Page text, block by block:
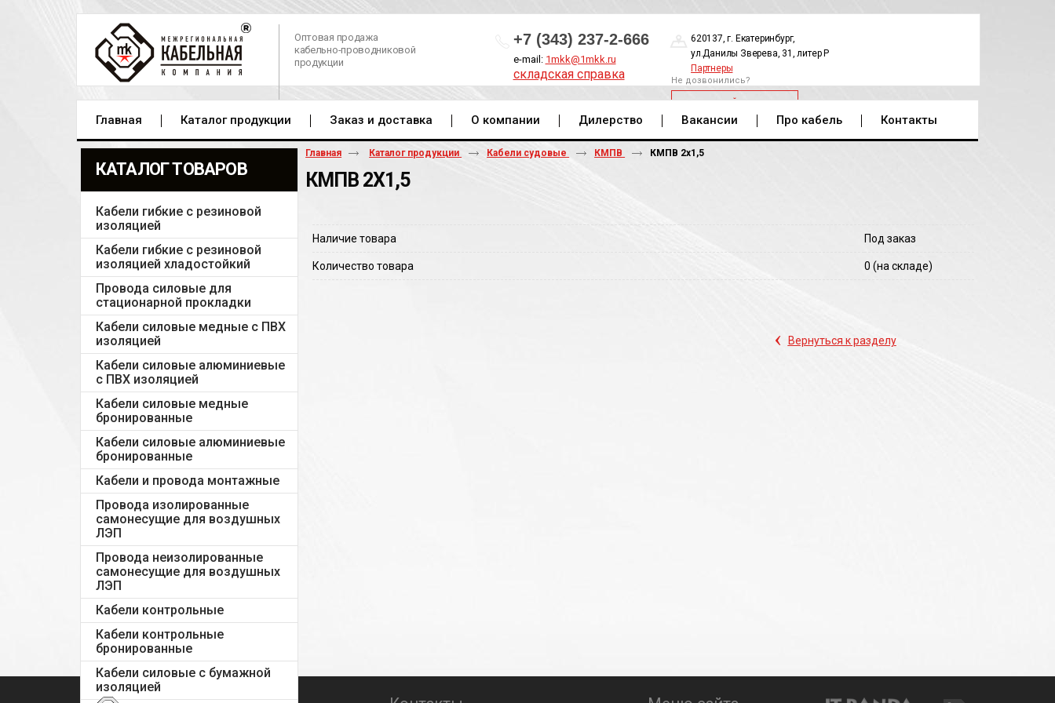
Оптовая продажа
кабельно-проводниковой
продукции
+7 (343) 237-2-666
e-mail: 1mkk@1mkk.ru
складская справка
620137, г. Екатеринбург,
ул.Данилы Зверева, 31, литер Р
Партнеры
Не дозвонились?
ОБРАТНЫЙ ЗВОНОК
Главная Каталог продукции Заказ и доставка О компании Дилерство Вакансии Про кабель Контакты
КАТАЛОГ ТОВАРОВ
Кабели гибкие с резиновой
изоляцией
Кабели гибкие с резиновой
изоляцией хладостойкий
Провода силовые для
стационарной прокладки
Кабели силовые медные с ПВХ
изоляцией
Кабели силовые алюминиевые
с ПВХ изоляцией
Кабели силовые медные
бронированные
Кабели силовые алюминиевые
бронированные
Кабели и провода монтажные
Провода изолированные
самонесущие для воздушных
ЛЭП
Провода неизолированные
самонесущие для воздушных
ЛЭП
Кабели контрольные
Кабели контрольные
бронированные
Кабели силовые с бумажной
изоляцией
Главная Каталог продукции Кабели судовые КМПВ КМПВ 2х1,5
КМПВ 2Х1,5
Наличие товара Под заказ
Количество товара 0 (на складе)
‹ Вернуться к разделу